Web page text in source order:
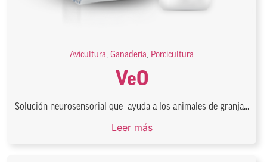
Avicultura, Ganadería, Porcicultura
VeO
Solución neurosensorial que ayuda a los animales de granja...
Leer más